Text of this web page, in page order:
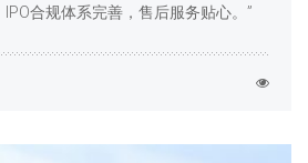
合规体系完善，售后服务贴心。”